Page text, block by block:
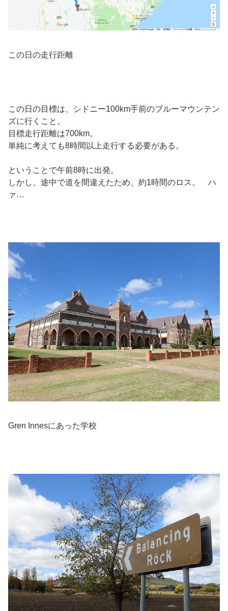
この日の走行距離
この日の目標は、シドニー100km手前のブルーマウンテン
ズに行くこと。
目標走行距離は700km。
単純に考えても8時間以上走行する必要がある。
ということで午前8時に出発。
しかし、途中で道を間違えたため、約1時間のロス。 ハ
ァ…
Gren Innesにあった学校